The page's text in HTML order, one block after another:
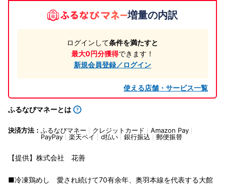
増量の内訳
ログインして条件を満たすと
最大0円分獲得できます！
新規会員登録／ログイン
使える店舗・サービス一覧
ふるなびマネーとは
決済方法： ふるなびマネー クレジットカード
Amazon Pay
PayPay
楽天ペイ d払い 銀行振込 郵便振替
【提供】株式会社 花善
■冷凍鶏めし 愛され続けて70有余年、奥羽本線を代表する大館